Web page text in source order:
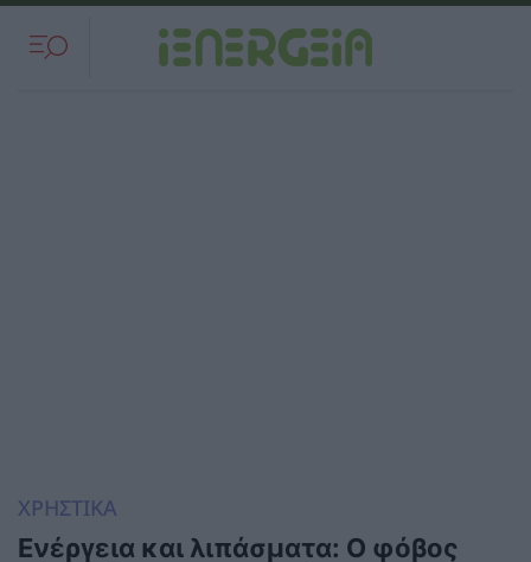
ΧΡΗΣΤΙΚΑ
Ενέργεια και λιπάσματα: Ο φόβος